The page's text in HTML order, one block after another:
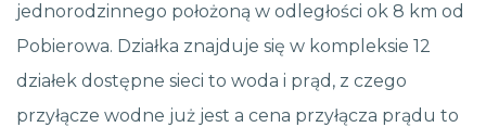
jednorodzinnego położoną w odległości ok 8 km od
Pobierowa. Działka znajduje się w kompleksie 12
działek dostępne sieci to woda i prąd, z czego
przyłącze wodne już jest a cena przyłącza prądu to